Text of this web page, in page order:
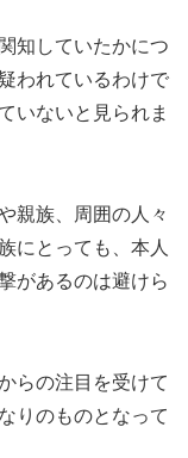
知していたかにつ
われているわけで
いないと見られま
親族、周囲の人々
にとっても、本人
があるのは避けら
らの注目を受けて
りのものとなって